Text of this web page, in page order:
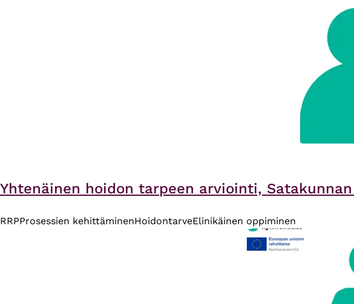
Yhtenäinen hoidon tarpeen arviointi, Satakunnan
RRPProsessien kehittäminenHoidontarveElinikäinen oppiminen